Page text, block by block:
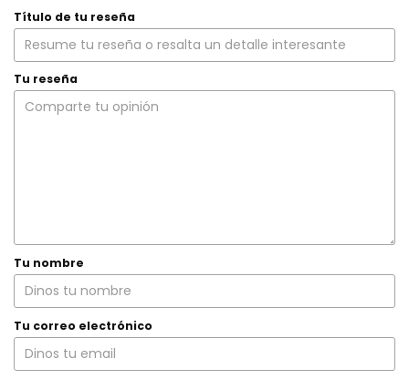
Título de tu reseña
Tu reseña
Tu nombre
Tu correo electrónico